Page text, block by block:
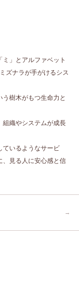
」とアルファベット
ズナラが手がけるシス
樹木がもつ生命力と
組織やシステムが成長
ているようなサービ
、見る人に安心感と信
→